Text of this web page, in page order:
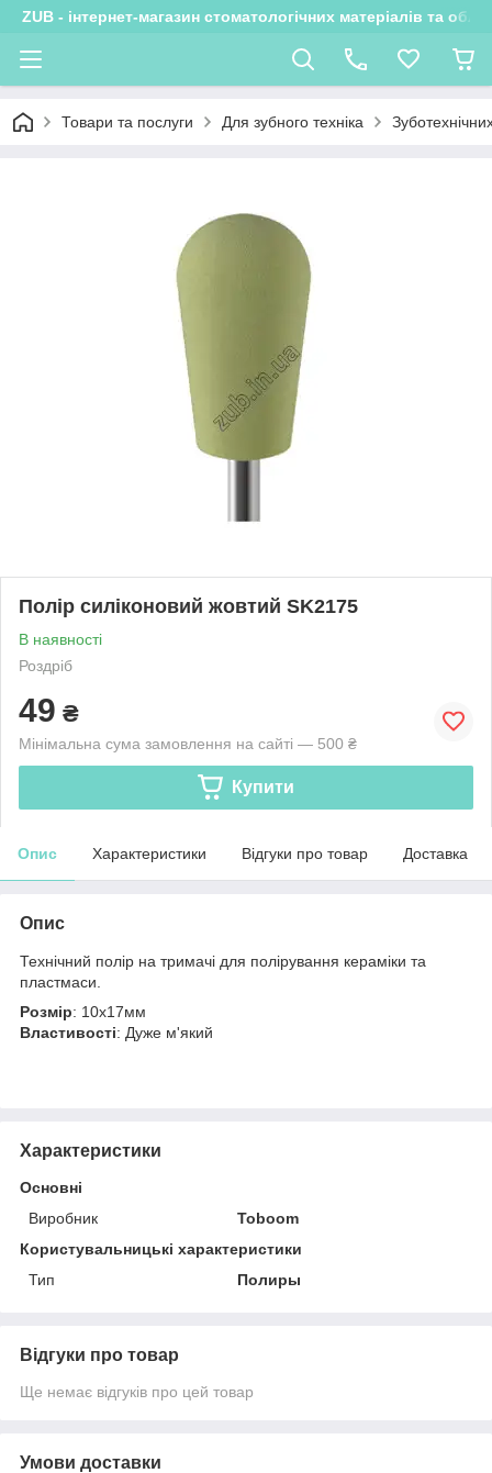
ZUB - інтернет-магазин стоматологічних матеріалів та
Товари та послуги Для зубного техніка
Полір силіконовий жовтий SK2175
В наявності
Роздріб
49 ₴
Мінімальна сума замовлення на сайті — 500 ₴
Купити
Опис Характеристики Відгуки про товар Доставка
Опис
Технічний полір на тримачі для полірування кераміки та
пластмаси.
Розмір: 10х17мм
Властивості: Дуже м'який
Характеристики
Основні
Виробник
Toboom
Користувальницькі характеристики
Тип
Полиры
Відгуки про товар
Ще немає відгуків про цей товар
Умови доставки